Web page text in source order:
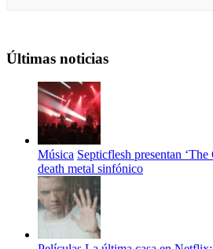
Últimas noticias
Música Septicflesh presentan
death metal sinfónico